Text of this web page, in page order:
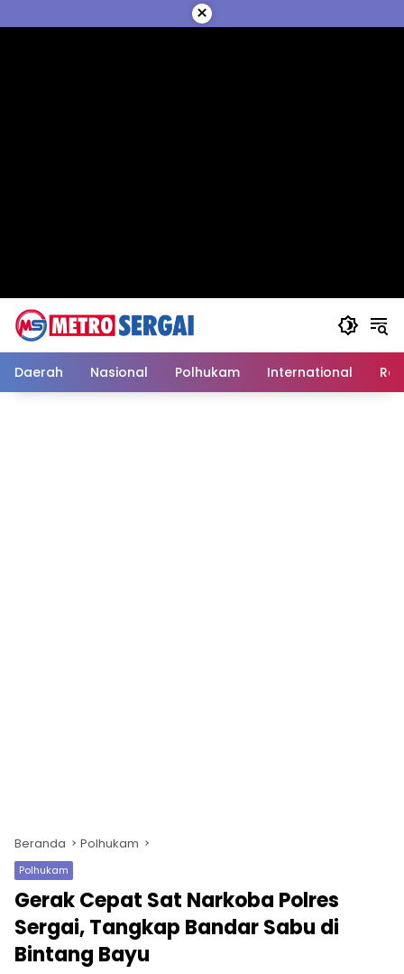
ke
×
Daerah Nasional Polhukam International
Beranda Polhukam
Polhukam
Gerak Cepat Sat Narkoba Polres
Sergai, Tangkap Bandar Sabu di
Bintang Bayu